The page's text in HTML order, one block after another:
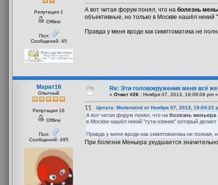
Репутация 1
Offline
Пол:
Сообщений: 45
А вот читая форум понял, что на болезнь
объективные, но только в Москве нашёл некий
Правда у меня вроде как симптоматика не
Марат16
Опытный
Репутация 16
Offline
Пол:
Сообщений: 495
Re: Эти головокружения меня всё
« Ответ #26 : Ноября 07, 2013, 19:09:09 pm »
Цитата: Morterwind от Ноября 07, 2013, 19:04:22
А вот читая форум понял, что на болезнь меньера
в Москве нашёл некий "гута-клиник" который
Правда у меня вроде как симптоматика не полная,
При болезни Меньера ухудшается